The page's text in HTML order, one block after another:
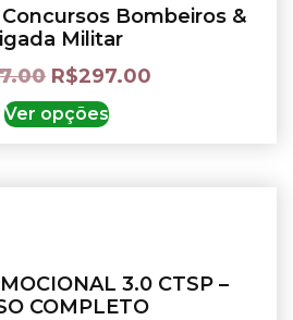
Bombeiros &
Militar
R$297.00
Ver opções
3.0 CTSP –
COMPLETO